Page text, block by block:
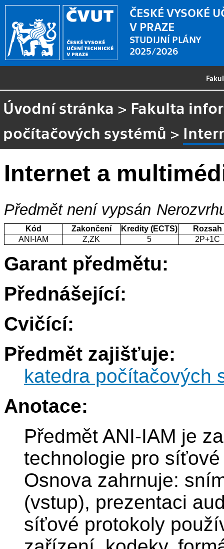
ČESKÉ VYSOKÉ
V PRAZE
STUDIJNÍ PLÁNY
2025/2026
Úvodní stránka > Fakulta
počítačových systémů >
Internet a
Předmět není vypsán
Kód Zakončení Kredity (ECTS)
Rozsah
ANI-IAM
Z,ZK 5 2P+1C
Garant předmětu:
Přednášející:
Cvičící:
Předmět zajišťuje:
katedra počítačových
Anotace:
Předmět ANI-IAM je
technologie pro
Osnova zahrnuje:
(vstup), prezentaci
síťové protokoly